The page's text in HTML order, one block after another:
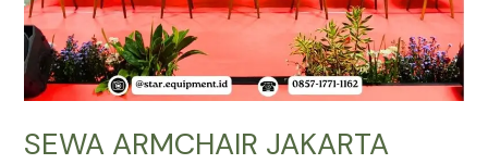
SEWA ARMCHAIR JAKARTA